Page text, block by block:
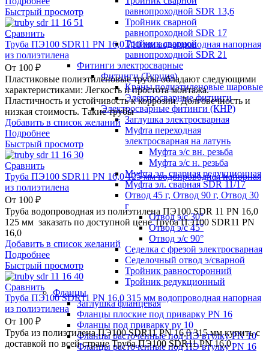
равнопроходной SDR 13,6
Тройник сварной
равнопроходной SDR 17
Тройник сварной
равнопроходной SDR 21
Фитинги электросварные
Фитинги (Турция)
Краны полиэтиленовые шаровые
Электросварные фитинги
Электросварные фитинги (КНР)
Заглушка электросварная
Муфта переходная
электросварная на латунь
Муфта э/с вн. резьба
Муфта э/с н. резьба
Муфта эл. cварная редукционная
Муфта эл. сварная SDR 11/17
Отвод 45 г, Отвод 90 г, Отвод 30
г
Отвод э/с 30°
Отвод э/с 45°
Отвод э/с 90°
Седелка с фрезой электросварная
Седелочный отвод э/сварной
Тройник равносторонний
Тройник редукционный
Фланцы
Заглушка фланцевая
Фланцы плоские под приварку PN 16
Фланцы под приварку ру 10
Фланцы расточенные под ПЭ втулку PN 10
Фланцы расточенные под ПЭ втулку PN 16
Быстрый просмотр
Сравнить
Труба ПЭ100 SDR11 PN 16,0 710 мм водопроводная напорная
из полиэтилена
От 100 ₽
Пластиковые полиэтиленовые трубы обладают следующими
характеристиками: Легкость и простота монтажа.
Пластичность и устойчивость к коррозии. Долговечность и
низкая стоимость. Такие трубы
Добавить в список желаний
Подробнее
Быстрый просмотр
Сравнить
Труба ПЭ100 SDR11 PN 16,0 125 мм водопроводная напорная
из полиэтилена
От 100 ₽
Труба водопроводная из полиэтилена ПЭ100 SDR 11 PN 16,0
125 мм заказать по доступной цене Труба ПЭ100 SDR11 PN
16,0
Добавить в список желаний
Подробнее
Быстрый просмотр
Сравнить
Труба ПЭ100 SDR11 PN 16,0 315 мм водопроводная напорная
из полиэтилена
От 100 ₽
Труба из полиэтилена ПЭ100 SDR11 PN 16,0 315 мм купить с
доставкой по всей стране Труба ПЭ100 SDR11 PN 16,0